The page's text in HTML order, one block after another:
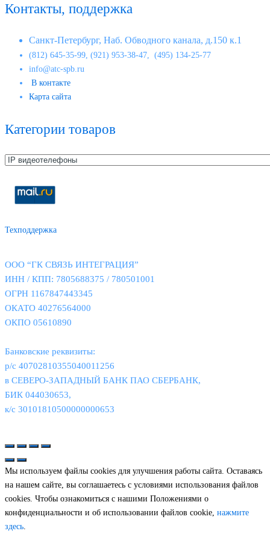
Контакты, поддержка
Санкт-Петербург, Наб. Обводного канала, д.150 к.1
(812) 645-35-99, (921) 953-38-47, (495) 134-25-77
info@atc-spb.ru
В контакте
Карта сайта
Категории товаров
Техподдержка
ООО “ГК СВЯЗЬ ИНТЕГРАЦИЯ”
ИНН / КПП: 7805688375 / 780501001
ОГРН 1167847443345
ОКАТО 40276564000
ОКПО 05610890
Банковские реквизиты:
р/с 40702810355040011256
в СЕВЕРО-ЗАПАДНЫЙ БАНК ПАО СБЕРБАНК,
БИК 044030653,
к/с 30101810500000000653
Мы используем файлы cookies для улучшения работы сайта. Оставаясь
на нашем сайте, вы соглашаетесь с условиями использования файлов
cookies. Чтобы ознакомиться с нашими Положениями о
конфиденциальности и об использовании файлов cookie, нажмите
здесь